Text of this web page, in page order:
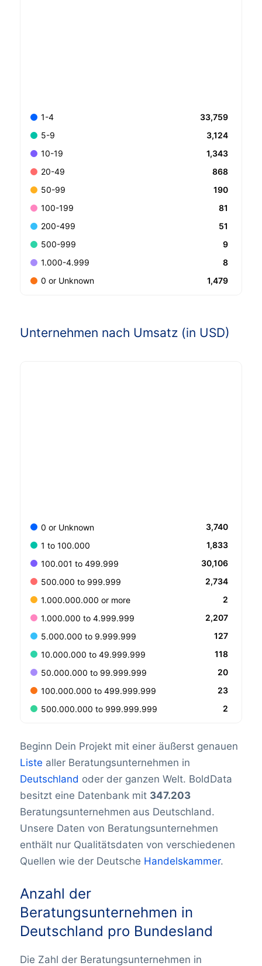
1-4
33,759
5-9
3,124
10-19
1,343
20-49
868
50-99
190
100-199
81
200-499
51
500-999
9
1.000-4.999
8
0 or Unknown
1,479
Unternehmen nach Umsatz (in USD)
0 or Unknown
3,740
1 to 100.000
1,833
100.001 to 499.999
30,106
500.000 to 999.999
2,734
1.000.000.000 or more
2
1.000.000 to 4.999.999
2,207
5.000.000 to 9.999.999
127
10.000.000 to 49.999.999
118
50.000.000 to 99.999.999
20
100.000.000 to 499.999.999
23
500.000.000 to 999.999.999
2
Beginn Dein Projekt mit einer äußerst genauen
Liste aller Beratungsunternehmen in
Deutschland oder der ganzen Welt. BoldData
besitzt eine Datenbank mit 347.203
Beratungsunternehmen aus Deutschland.
Unsere Daten von Beratungsunternehmen
enthält nur Qualitätsdaten von verschiedenen
Quellen wie der Deutsche Handelskammer.
Anzahl der
Beratungsunternehmen in
Deutschland pro Bundesland
Die Zahl der Beratungsunternehmen in